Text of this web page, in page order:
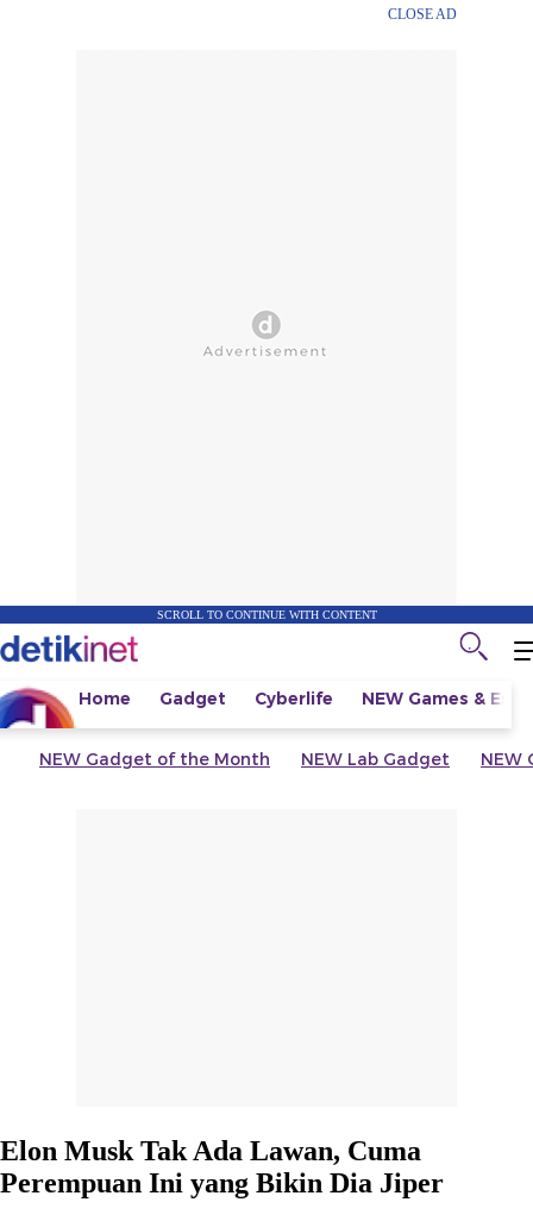
CLOSE AD
SCROLL TO CONTINUE WITH CONTENT
Home Gadget Cyberlife NEW Games &
NEW Gadget of the Month NEW Lab Gadget NEW
Elon Musk Tak Ada Lawan, Cuma
Perempuan Ini yang Bikin Dia Jiper